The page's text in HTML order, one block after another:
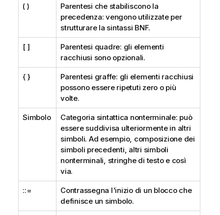
( )
Parentesi che stabiliscono la
precedenza: vengono utilizzate per
strutturare la sintassi BNF.
[ ]
Parentesi quadre: gli elementi
racchiusi sono opzionali.
{ }
Parentesi graffe: gli elementi racchiusi
possono essere ripetuti zero o più
volte.
Simbolo
Categoria sintattica nonterminale: può
essere suddivisa ulteriormente in altri
simboli. Ad esempio, composizione dei
simboli precedenti, altri simboli
nonterminali, stringhe di testo e così
via.
::=
Contrassegna l'inizio di un blocco che
definisce un simbolo.